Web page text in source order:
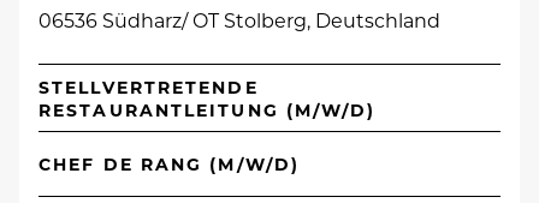
06536 Südharz/ OT Stolberg, Deutschland
STELLVERTRETENDE
RESTAURANTLEITUNG (M/W/D)
CHEF DE RANG (M/W/D)